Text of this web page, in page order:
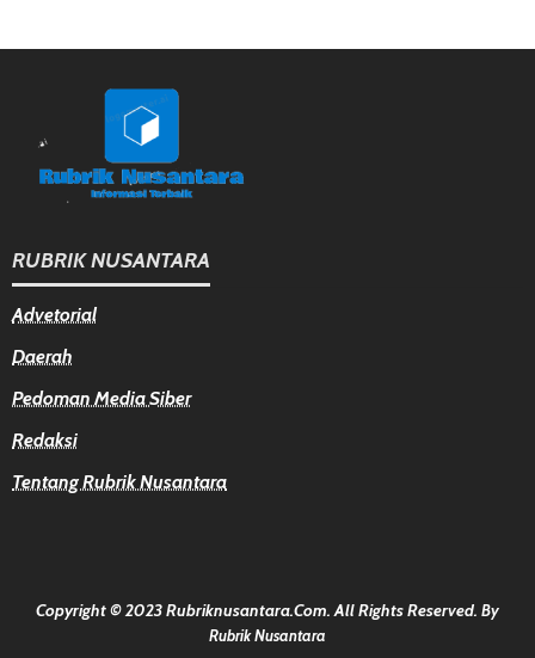
RUBRIK NUSANTARA
Advetorial
Daerah
Pedoman Media Siber
Redaksi
Tentang Rubrik Nusantara
Copyright © 2023 Rubriknusantara.com. All Rights Reserved. By
Rubrik Nusantara